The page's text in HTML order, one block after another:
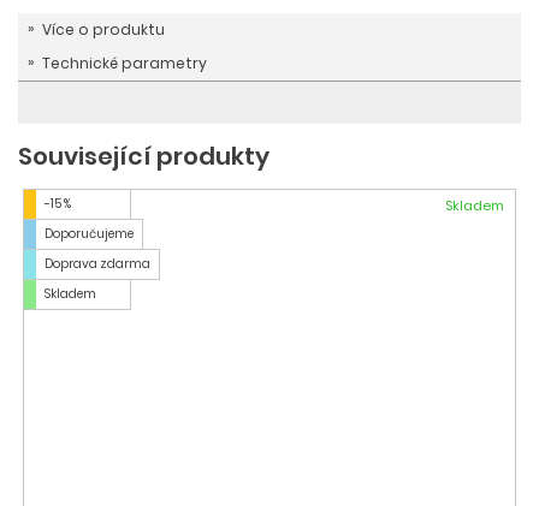
Více o produktu
Technické parametry
Související produkty
-15 %
Doporučujeme
Doprava zdarma
Skladem
Skladem